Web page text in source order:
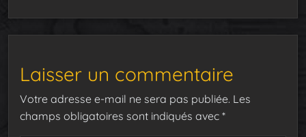
Laisser un commentaire
Votre adresse e-mail ne sera pas publiée. Les
champs obligatoires sont indiqués avec *